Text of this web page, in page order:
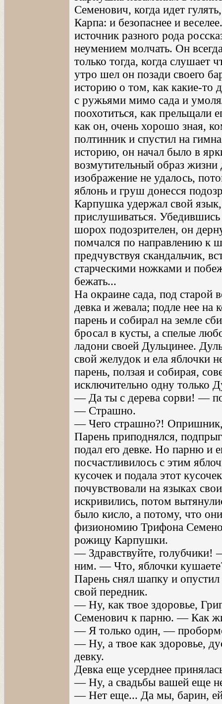
Семенович, когда идет
Карпа: и безопаснее и
источник разного рода
неумением молчать. Он
только тогда, когда слушает
утро шел он позади своего
историю о том, как какие-то
с ружьями мимо сада и
поохотиться, как прельщали
как он, очень хорошо зная,
полтинник и спустил на
историю, он начал было в
возмутительный образ
изображение не удалось,
яблонь и груш донесся
Карпушка удержал свой
прислушиваться.
шорох подозрителен, он
помчался по направлению к
предчувствуя скандальчик,
старческими ножками и
бежать...
На окраине сада, под старой
девка и жевала; подле нее на
парень и собирал на земле
бросал в кусты, а спелые
ладони своей Дульцинее.
свой желудок и ела яблочки
парень, ползая и собирая,
исключительно одну только
— Да ты с дерева сорви! —
— Страшно.
— Чего страшно?! Опришник,
Парень приподнялся,
подал его девке. Но парню и
посчастливилось с этим
кусочек и подала этот
почувствовали на языках
искривились, потом
было кисло, а потому, что
физиономию Трифона
рожицу Карпушки.
— Здравствуйте, голубчики!
ним. — Что, яблочки
Парень снял шапку и опустил
свой передник.
— Ну, как твое здоровье,
Семенович к парню. — Как
— Я только один, —
— Ну, а твое как здоровье,
девку.
Девка еще усерднее
— Ну, а свадьбы вашей еще
— Нет еще... Да мы, барин,